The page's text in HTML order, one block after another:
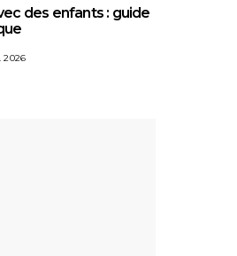
des enfants : guide
2026